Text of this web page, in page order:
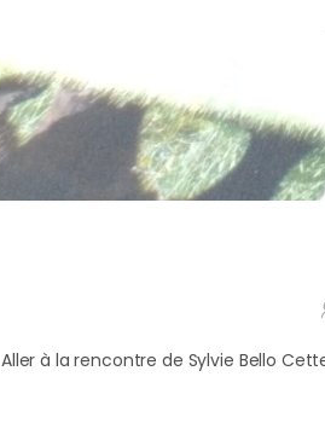
Aller à la rencontre de Sylvie Bello